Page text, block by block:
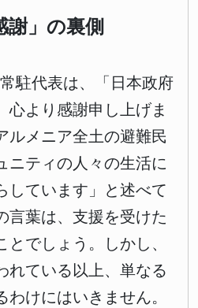
謝」の裏側
駐代表は、「日本政府
心より感謝申し上げま
ルメニア全土の避難民
ニティの人々の生活に
しています」と述べて
言葉は、支援を受けた
でしょう。しかし、
れている以上、単なる
わけにはいきません。